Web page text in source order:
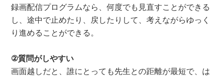
録画配信プログラムなら、何度でも見直すことができる
し、途中で止めたり、戻したりして、考えながらゆっく
り進めることができる。
②質問がしやすい
画面越しだと、誰にとっても先生との距離が最短で、は